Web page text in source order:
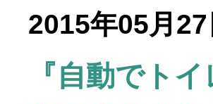
2015年05月27
『自動でト